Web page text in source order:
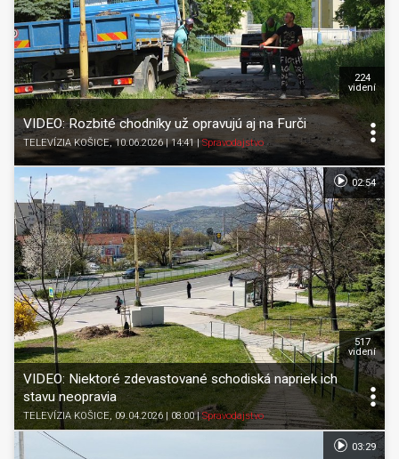
VIDEO: Rozbité chodníky už opravujú aj na Furči
TELEVÍZIA KOŠICE, 10.06.2026 | 14:41 |Spravodajstvo
224
videní
VIDEO: Niektoré zdevastované schodiská napriek ich
stavu neopravia
TELEVÍZIA KOŠICE, 09.04.2026 | 08:00|Spravodajstvo
517
videní
02:54
03:29